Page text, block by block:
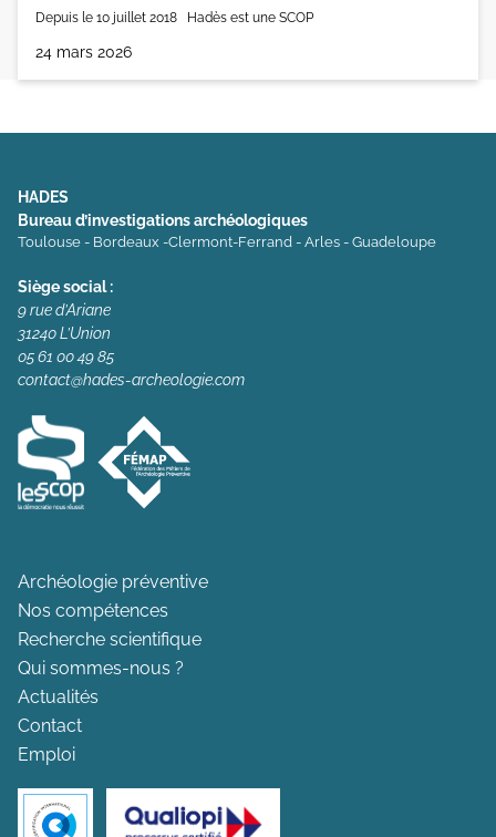
Depuis le 10 juillet 2018 Hadès est une SCOP
24 mars 2026
HADES
Bureau d’investigations archéologiques
Toulouse - Bordeaux -Clermont-Ferrand - Arles - Guadeloupe
Siège social :
9 rue d’Ariane
31240 L’Union
05 61 00 49 85
contact@hades-archeologie.com
Archéologie préventive
Nos compétences
Recherche scientifique
Qui sommes-nous ?
Actualités
Contact
Emploi